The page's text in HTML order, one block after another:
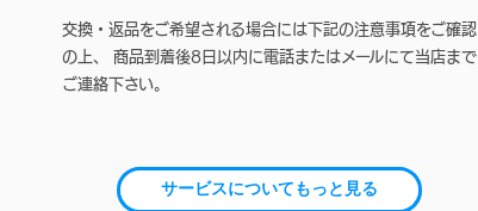
交換・返品をご希望される場合には下記の注意事項をご確認
の上、 商品到着後8日以内に電話またはメールにて当店まで
ご連絡下さい。
サービスについてもっと見る